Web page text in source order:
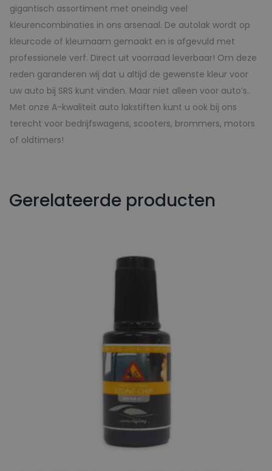
gigantisch assortiment met oneindig veel
kleurencombinaties in ons arsenaal. De autolak wordt op
kleurcode of kleurnaam gemaakt en is afgevuld met
professionele verf. Direct uit voorraad leverbaar! Om deze
reden garanderen wij dat u altijd de gewenste kleur voor
uw auto bij SRS kunt vinden. Maar niet alleen voor auto’s..
Met onze A-kwaliteit auto lakstiften kunt u ook bij ons
terecht voor bedrijfswagens, scooters, brommers, motors
of oldtimers!
Gerelateerde producten